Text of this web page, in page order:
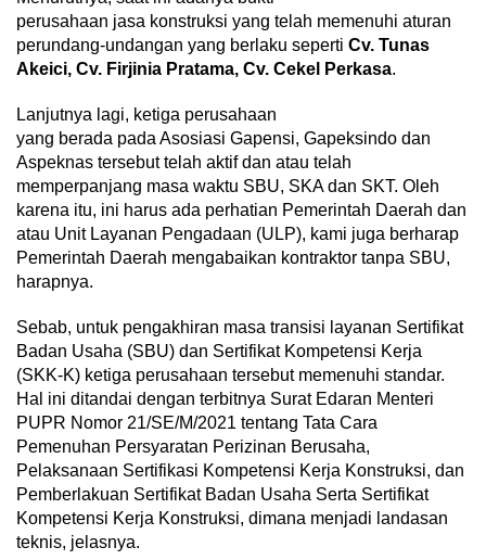
perusahaan jasa konstruksi yang telah memenuhi aturan
perundang-undangan yang berlaku seperti Cv. Tunas
Akeici, Cv. Firjinia Pratama, Cv. Cekel Perkasa.
Lanjutnya lagi, ketiga perusahaan
yang berada pada Asosiasi Gapensi, Gapeksindo dan
Aspeknas tersebut telah aktif dan atau telah
memperpanjang masa waktu SBU, SKA dan SKT. Oleh
karena itu, ini harus ada perhatian Pemerintah Daerah dan
atau Unit Layanan Pengadaan (ULP), kami juga berharap
Pemerintah Daerah mengabaikan kontraktor tanpa SBU,
harapnya.
Sebab, untuk pengakhiran masa transisi layanan Sertifikat
Badan Usaha (SBU) dan Sertifikat Kompetensi Kerja
(SKK-K) ketiga perusahaan tersebut memenuhi standar.
Hal ini ditandai dengan terbitnya Surat Edaran Menteri
PUPR Nomor 21/SE/M/2021 tentang Tata Cara
Pemenuhan Persyaratan Perizinan Berusaha,
Pelaksanaan Sertifikasi Kompetensi Kerja Konstruksi, dan
Pemberlakuan Sertifikat Badan Usaha Serta Sertifikat
Kompetensi Kerja Konstruksi, dimana menjadi landasan
teknis, jelasnya.